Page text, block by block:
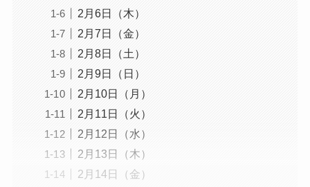
2月6日（木）
2月7日（金）
2月8日（土）
2月9日（日）
2月10日（月）
2月11日（火）
2月12日（水）
2月13日（木）
2月14日（金）